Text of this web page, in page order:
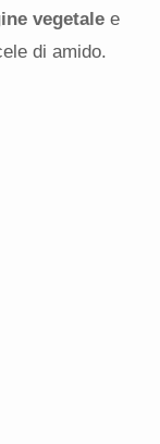
vegetale e
di amido.